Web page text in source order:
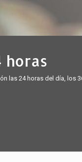
horas
las 24 horas del día, los